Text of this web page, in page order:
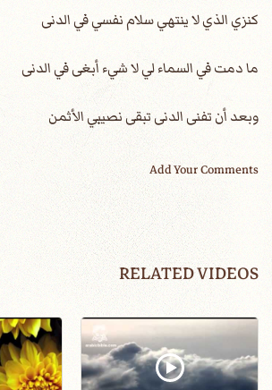
كنزي الذي لا ينتهي سلام نفسي في الدنى
ما دمت في السماء لي لا شيء أبغى في الدنى
وبعد أن تفنى الدنى تبقى نصيبي الأثمن
Add Your Comments
RELATED VIDEOS